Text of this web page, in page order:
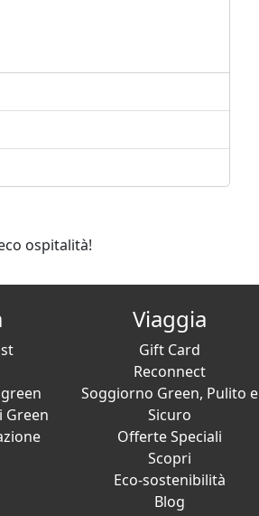
ospitalità!
Green
Viaggia
Gift Card
Reconnect
Soggiorno Green, Pulito e
Sicuro
Offerte Speciali
Scopri
Eco-sostenibilità
Blog